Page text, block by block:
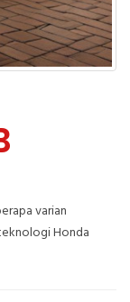
varian
Honda